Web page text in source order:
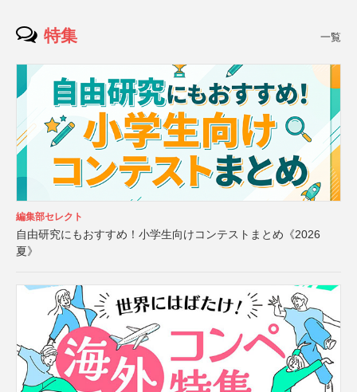
特集 一覧
編集部セレクト
自由研究にもおすすめ！小学生向けコンテストまとめ《2026
夏》